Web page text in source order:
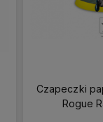
Czapeczki
Rogue